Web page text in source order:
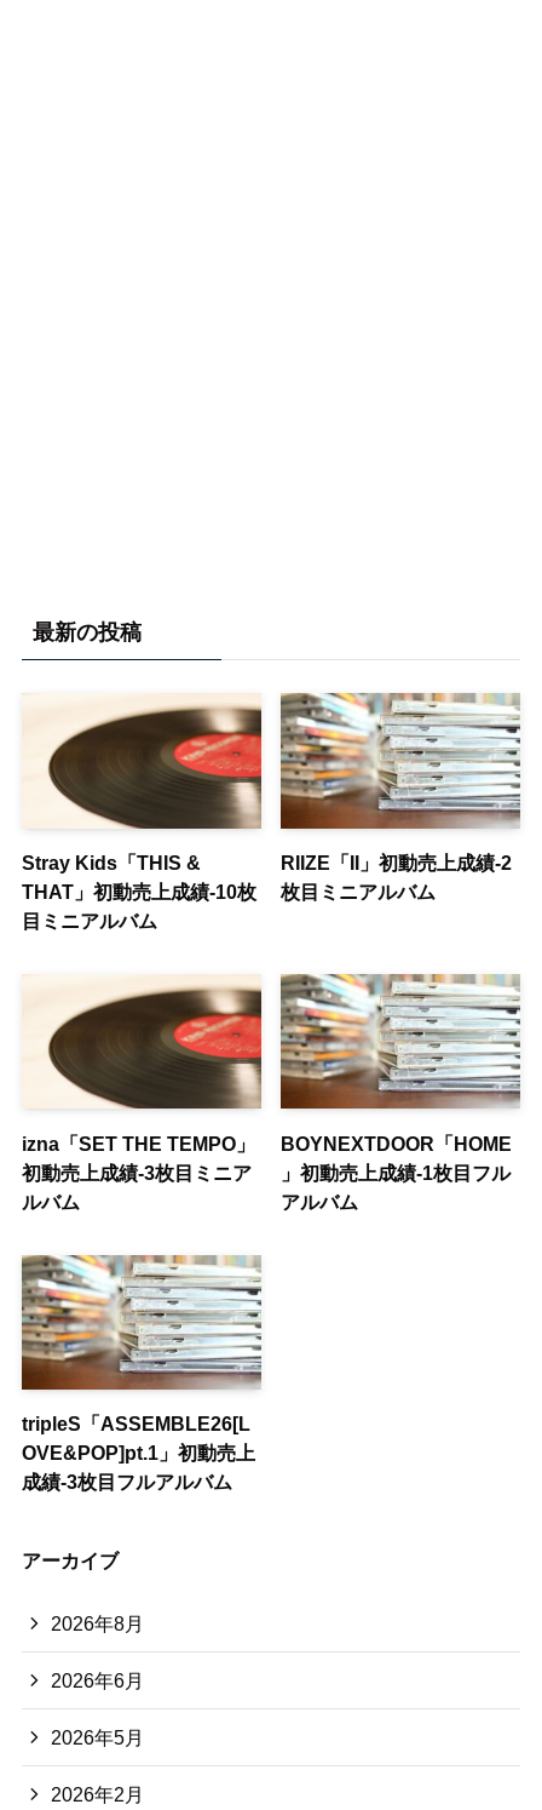
最新の投稿
Stray Kids「THIS &
THAT」初動売上成績-10枚
目ミニアルバム
RIIZE「II」初動売上成績-2
枚目ミニアルバム
izna「SET THE TEMPO」
初動売上成績-3枚目ミニア
ルバム
BOYNEXTDOOR「HOME
」初動売上成績-1枚目フル
アルバム
tripleS「ASSEMBLE26[L
OVE&POP]pt.1」初動売上
成績-3枚目フルアルバム
アーカイブ
2026年8月
2026年6月
2026年5月
2026年2月